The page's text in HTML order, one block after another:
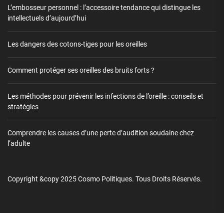
L’embosseur personnel : l’accessoire tendance qui distingue les
intellectuels d’aujourd’hui
Les dangers des cotons-tiges pour les oreilles
Comment protéger ses oreilles des bruits forts ?
Les méthodes pour prévenir les infections de l’oreille : conseils et
stratégies
Comprendre les causes d’une perte d’audition soudaine chez
l’adulte
Copyright &copy 2025Cosmo Politiques. Tous Droits Réservés.